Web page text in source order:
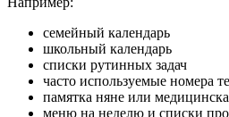
семейный календарь
школьный календарь
списки рутинных задач
часто используемые номера
памятка няне или
меню на неделю и списки